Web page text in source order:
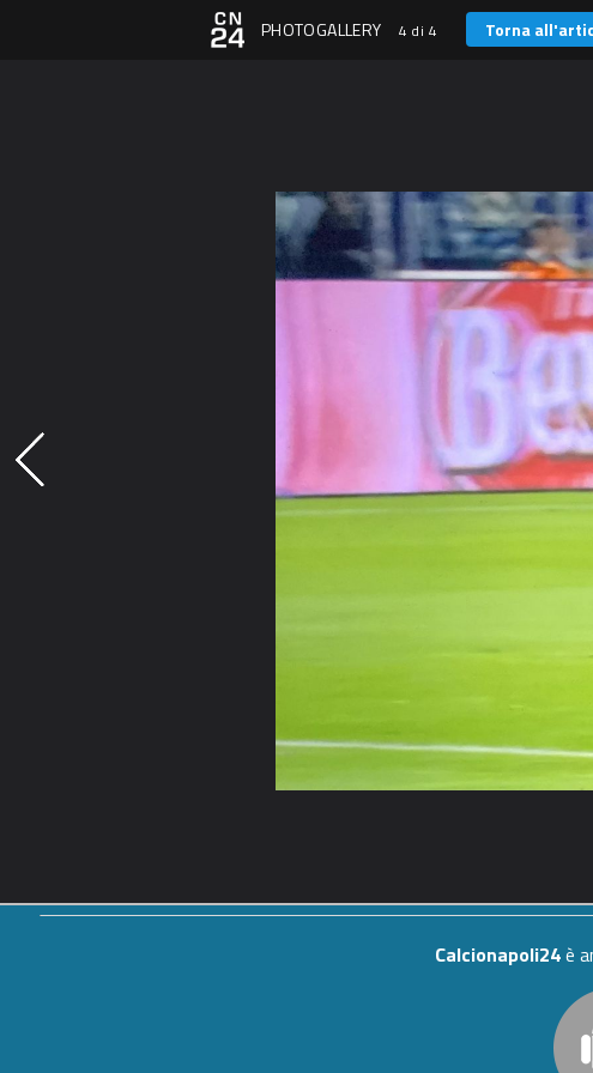
PHOTOGALLERY 4 di 4 Torna
Calcionapoli24è